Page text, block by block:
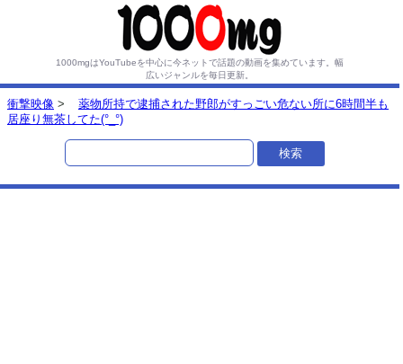
1000mgはYouTubeを中心に今ネットで話題の動画を集めています。 幅
広いジャンルを毎日更新。
衝撃映像 >
薬物所持で逮捕された野郎がすっごい危ない所に6時間半も
居座り無茶してた(°_°)